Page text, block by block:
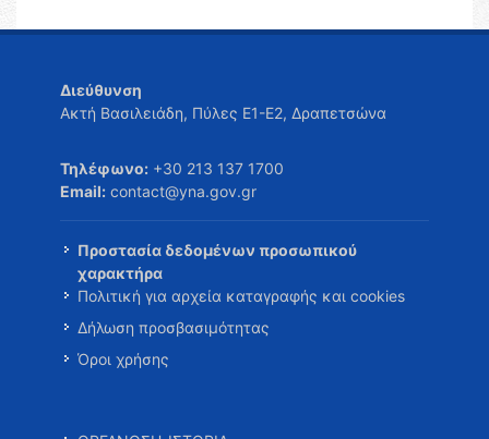
Διεύθυνση
Ακτή Βασιλειάδη, Πύλες Ε1-Ε2, Δραπετσώνα
Τηλέφωνο: +30 213 137 1700
Email: contact@yna.gov.gr
Προστασία δεδομένων προσωπικού
χαρακτήρα
Πολιτική για αρχεία καταγραφής και cookies
Δήλωση προσβασιμότητας
Όροι χρήσης